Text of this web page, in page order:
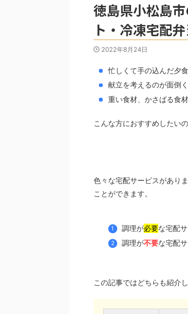
徳島県小松島
ト・冷凍宅配
2022年8月24日
忙しくて手の込んだ夕
献立を考えるのが面倒
重い食材、かさばる食
こんな方におすすめしたい
色々な宅配サービスがあり
ことができます。
調理が必要な宅配
調理が不要な宅配
この記事ではどちらも紹介